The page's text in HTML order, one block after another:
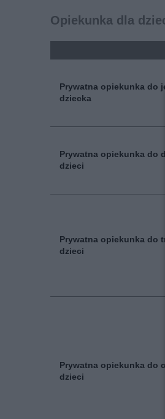
Opiekunka dla
Prywatna opiekunka do
dziecka
Prywatna opiekunka do
dzieci
Prywatna opiekunka do
dzieci
Prywatna opiekunka do
dzieci